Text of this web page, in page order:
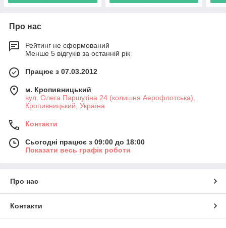
Про нас
Рейтинг не сформований
Менше 5 відгуків за останній рік
Працює з 07.03.2012
м. Кропивницький
вул. Олега Паршутіна 24 (колишня Аерофлотська),
Кропивницький, Україна
Контакти
Сьогодні працює з 09:00 до 18:00
Показати весь графік роботи
Про нас
Контакти